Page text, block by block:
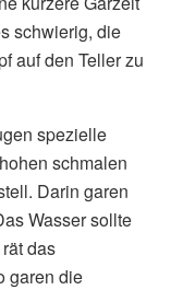
schwierig, die
auf den Teller zu
spezielle
schmalen
Darin garen
Wasser sollte
das
garen die